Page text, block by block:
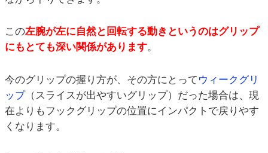
この左腕が左に自然と回転する動きというのはグリップ
にもとても深い関係があります。
今のグリップの握り方が、その方にとって ウィークグリ
ップ（スライスが出やすいグリップ）だった場合は、現
在よりもフックグリップの位置にインパクトで戻りやす
くなります。